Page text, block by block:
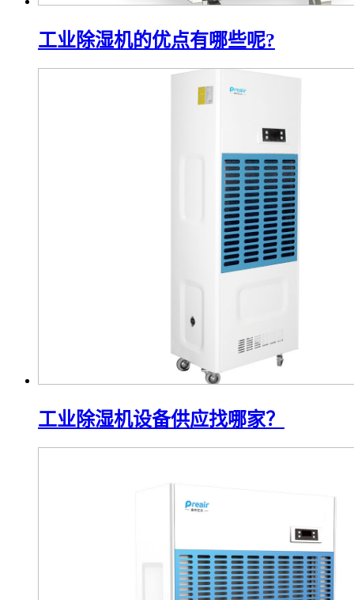
工业除湿机的优点有哪些呢?
工业除湿机设备供应找哪家？